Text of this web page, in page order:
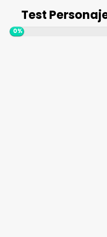
Test
0%